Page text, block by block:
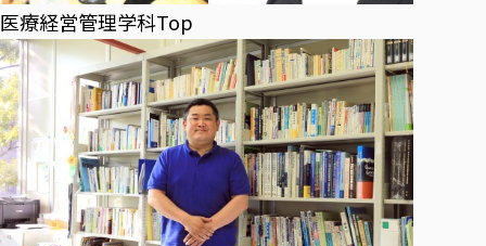
医療経営管理学科Top